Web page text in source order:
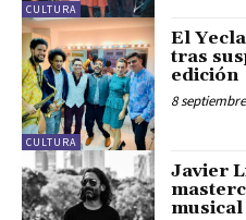
CULTURA
CULTURA
El
tras
edición
8
Javier
musical